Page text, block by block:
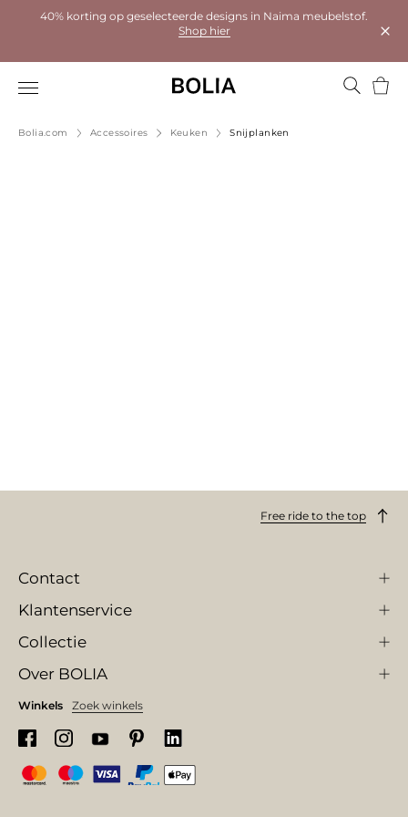
40% korting op geselecteerde designs in Naima meubelstof.
Shop hier
Bolia.com Accessoires Keuken Snijplanken
Free ride to the top
Contact
Klantenservice
Collectie
Over BOLIA
Winkels Zoek winkels